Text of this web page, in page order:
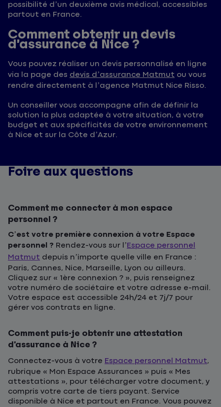
possibilité d’un deuxième avis médical, accessibles
partout en France.
Comment obtenir un devis
d’assurance à Nice ?
Vous pouvez réaliser un devis personnalisé en ligne
via la page des devis d’assurance Matmut ou vous
rendre directement à l’agence Matmut Nice Risso.
Un conseiller vous accompagne afin de définir la
solution la plus adaptée à votre situation, à votre
budget et aux spécificités de votre environnement
à Nice et sur la Côte d’Azur.
Foire aux questions
Comment me connecter à mon espace
personnel ?
C’est votre première connexion à votre Espace
personnel ? Rendez-vous sur l’Espace personnel
Matmut depuis n’importe quelle ville en France :
Paris, Cannes, Nice, Marseille, Lyon ou ailleurs.
Cliquez sur « 1ère connexion ? », puis renseignez
votre numéro de sociétaire et votre adresse e-mail.
Votre espace est accessible 24h/24 et 7j/7 pour
gérer vos contrats en ligne.
Comment puis-je obtenir une attestation
d’assurance à Nice ?
Connectez-vous à votre Espace personnel Matmut,
rubrique « Mon Espace Assurances » puis « Mes
attestations », pour télécharger votre document, y
compris votre carte de tiers payant. Service
disponible à Nice et partout en France. Vous pouvez